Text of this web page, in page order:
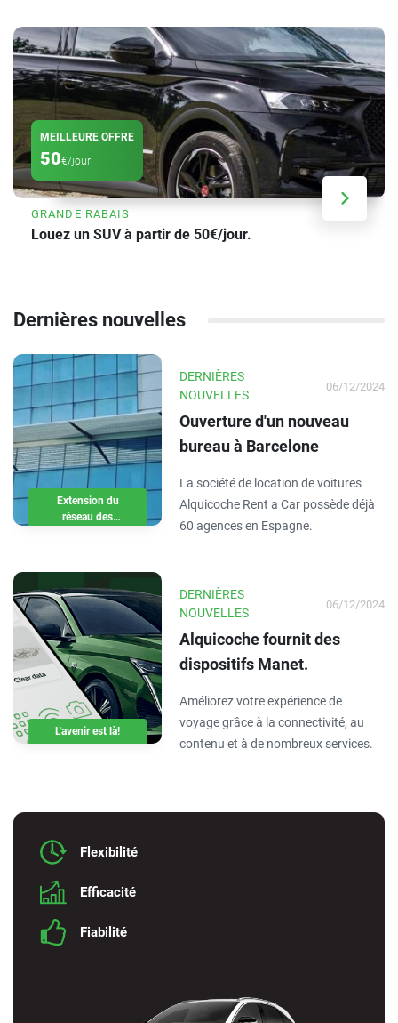
MEILLEURE OFFRE
50€/jour
GRANDE RABAIS
Louez un SUV à partir de 50€/jour.
Dernières nouvelles
Extension du
réseau des
DERNIÈRES
NOUVELLES
06/12/2024
Ouverture d'un nouveau
bureau à Barcelone
La société de location de voitures
Alquicoche Rent a Car possède déjà
60 agences en Espagne.
L'avenir est là!
DERNIÈRES
NOUVELLES
06/12/2024
Alquicoche fournit des
dispositifs Manet.
Améliorez votre expérience de
voyage grâce à la connectivité, au
contenu et à de nombreux services.
Flexibilité
Efficacité
Fiabilité